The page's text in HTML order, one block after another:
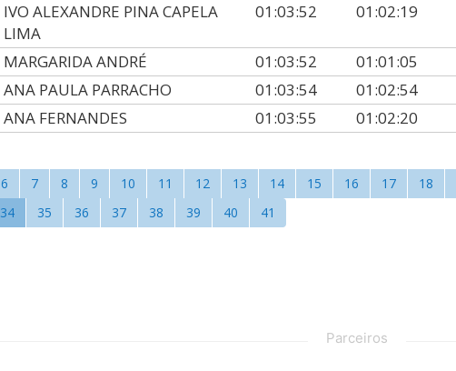
IVO ALEXANDRE PINA CAPELA
LIMA
01:03:52 01:02:19
MARGARIDA ANDRÉ 01:03:52 01:01:05
ANA PAULA PARRACHO 01:03:54 01:02:54
ANA FERNANDES 01:03:55 01:02:20
6 7 8 9 10 11 12 13 14 15 16 17 18
34 35 36 37 38 39 40 41
Parceiros